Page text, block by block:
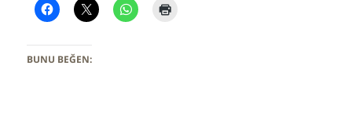
BUNU BEĞEN: